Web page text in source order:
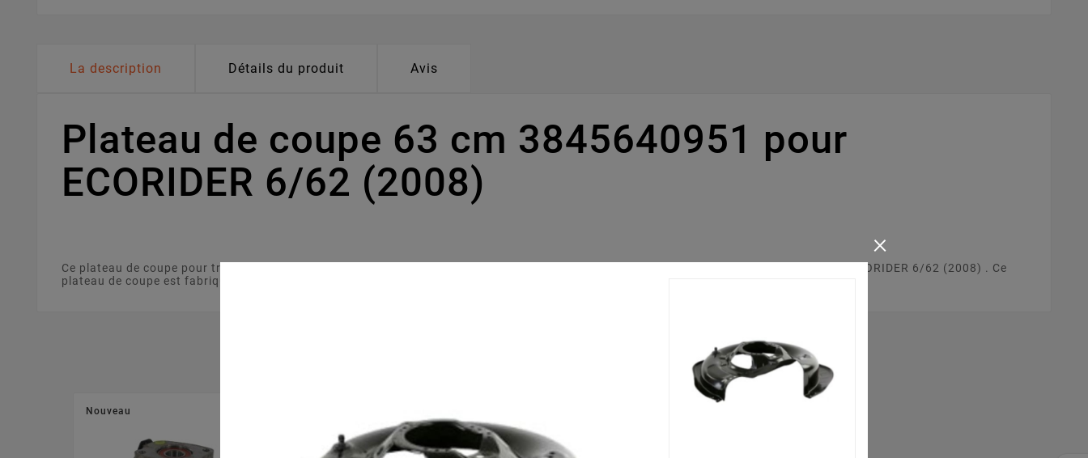
La description Détails du produit Avis
Plateau de coupe 63 cm 3845640951 pour
ECORIDER 6/62 (2008)
Ce plateau de coupe pour tracteur tondeuse de 63 cm s'adapte sur le tracteur tondeuse ECORIDER 6/62 (2008) .Votre tracteur tondeuse ECORIDER 6/62 (2008) . Ce
plateau de coupe est fabriqué à partir d'un matériau solide et résistant.
Nouveau
×